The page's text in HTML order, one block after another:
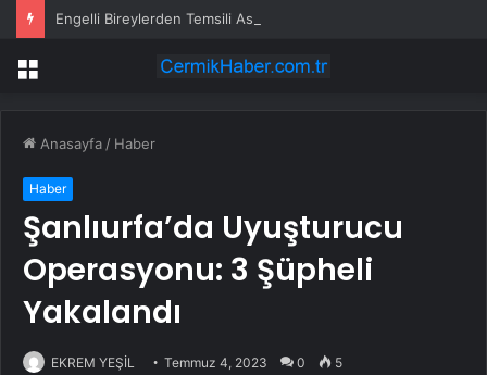
Engelli Bireylerden Temsili Askerlik Töreni
Menü
Anasayfa / Haber
Haber
Şanlıurfa’da Uyuşturucu
Operasyonu: 3 Şüpheli
Yakalandı
EKREM YEŞİL Temmuz 4, 2023 0 5